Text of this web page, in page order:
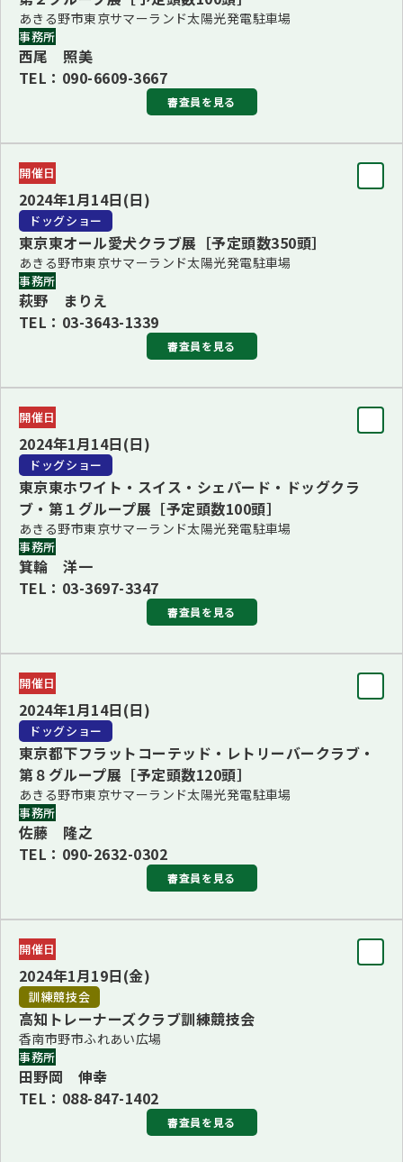
(9・10Ｇ)
BJIS/BVIS 進藤 孝
BBIS/BPIS オリバー・サイモン
公開訓練試験は、規程頭数に達しなかった為、中止となりま
した。
あきる野市東京サマーランド太陽光発電駐車場
事務所
西尾 照美
TEL：090-6609-3667
審査員を見る
BIS
ジュッシ・リイマテイネン＜フィンランド＞
開催日
2024年1月14日(日)
ドッグショー
東京東オール愛犬クラブ展［予定頭数350頭］
あきる野市東京サマーランド太陽光発電駐車場
事務所
萩野 まりえ
TEL：03-3643-1339
審査員を見る
BIS
林 歳夫
ブリード
■1・3・7Ｇ長 オリバー・サイモン＜クロアチア＞(1・3・
7Ｇ)
■2Ｇ長 林 歳夫(2Ｇ)
■4・5・6・8Ｇ長 ジュッシ・リイマテイネン＜フィンラン
■10Ｇ長 中嶋 威勇治(10Ｇ)
BJIS/BVIS/BBIS/BPIS 中嶋 威勇治
※都合により中澤 秀章審査員から林 歳夫審査員へ変更と
なりました。
※都合により池田 昌弘審査員から小橋 秀行審査員へ変更
となりました。
更新：2023年10月27日
開催日
2024年1月14日(日)
ドッグショー
東京東ホワイト・スイス・シェパード・ドッグクラ
ブ・第１グループ展［予定頭数100頭］
あきる野市東京サマーランド太陽光発電駐車場
事務所
箕輪 洋一
TEL：03-3697-3347
審査員を見る
BIS
ジュッシ・リイマテイネン＜フィンランド＞
開催日
2024年1月14日(日)
ドッグショー
東京都下フラットコーテッド・レトリーバークラブ・
第８グループ展［予定頭数120頭］
あきる野市東京サマーランド太陽光発電駐車場
事務所
佐藤 隆之
TEL：090-2632-0302
審査員を見る
BIS
オリバー・サイモン＜クロアチア＞
開催日
2024年1月19日(金)
訓練競技会
高知トレーナーズクラブ訓練競技会
香南市野市ふれあい広場
事務所
田野岡 伸幸
TEL：088-847-1402
審査員を見る